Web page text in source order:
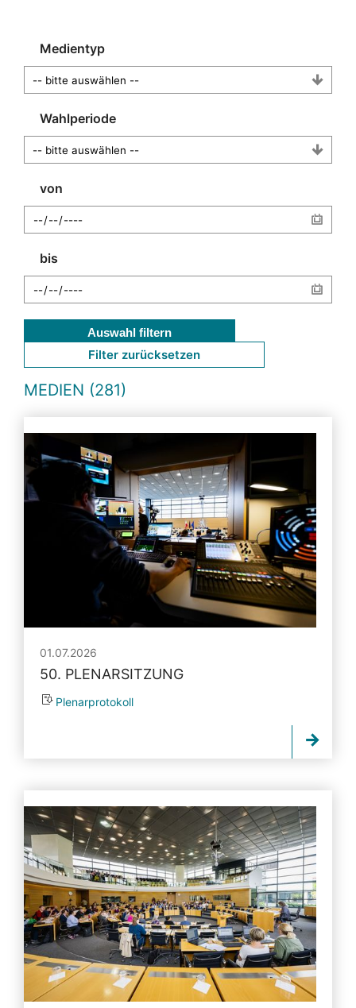
Medientyp
Wahlperiode
von
bis
Auswahl filtern
Filter zurücksetzen
MEDIEN (281)
01.07.2026
50. PLENARSITZUNG
Plenarprotokoll